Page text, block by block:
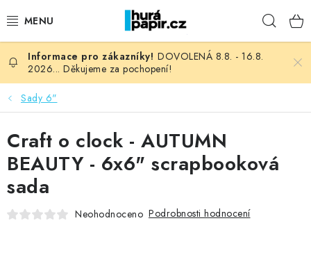
na
NOVINKY
HURÁ DÍLNA
VŠECHNO ZBOŽÍ
KNIHAŘSKÝ MATERIÁL
DOVOLENÁ 8.8. - 16.8.
2026... Děkujeme za pochopení!
Sady 6"
Craft o clock - AUTUMN
BEAUTY - 6x6" scrapbooková
sada
Neohodnoceno Podrobnosti hodnocení